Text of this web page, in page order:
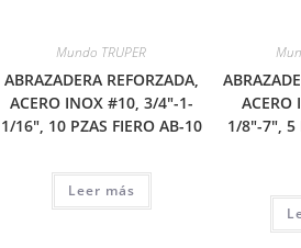
Mundo TRUPER
ABRAZADERA REFORZADA,
ACERO INOX #10, 3/4″-1-
1/16″, 10 PZAS FIERO AB-10
Leer más
ACERO
1/8″-7″, 5